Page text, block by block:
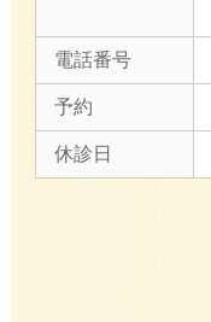
電話番号
予約
休診日